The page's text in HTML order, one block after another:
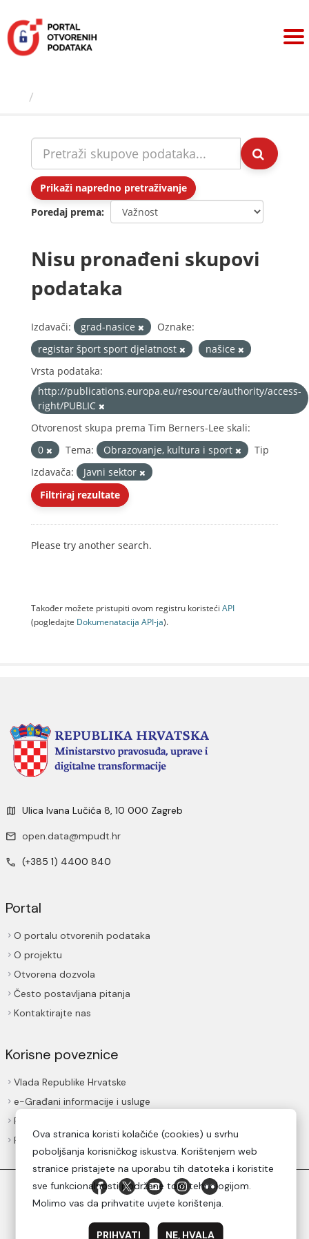
sadržaj
Prikaži napredno pretraživanje
Poredaj prema
Nisu pronađeni skupovi
podataka
Izdavači: grad-nasice
Oznake:
registar šport sport djelatnost
našice
Vrsta podataka:
http://publications.europa.eu/resource/authority/access-
right/PUBLIC
Otvorenost skupa prema Tim Berners-Lee skali:
0
Tema: Obrazovanje, kultura i sport
Tip
Izdavača:
Javni sektor
Filtriraj rezultate
Please try another search.
Također možete pristupiti ovom registru koristeći API
(pogledajte Dokumenаtаcijа API-jа).